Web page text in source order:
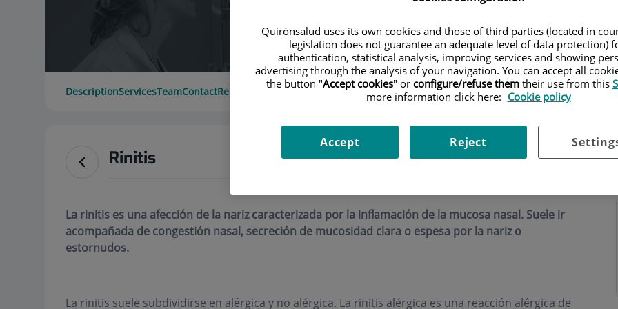
DescriptionServicesTeamContactRelevant details
Rinitis
La rinitis es una afección de la nariz caracterizada por la inflamación de la mucosa nasal. Suele ir
acompañada de congestión nasal, secreción de mucosidad clara o espesa por la nariz o
estornudos.
La rinitis suele subdividirse en alérgica y no alérgica. La rinitis alérgica es una reacción alérgica de
Quirónsalud uses its own cookies and those of third parties (located in
legislation does not guarantee an adequate level of data protection)
authentication, statistical analysis, improving services and showing
advertising through the analysis of your navigation. You can accept all
the button "Accept cookies" or configure/refuse themtheir use from this
more information click here: Cookie policy
Reject
Accept